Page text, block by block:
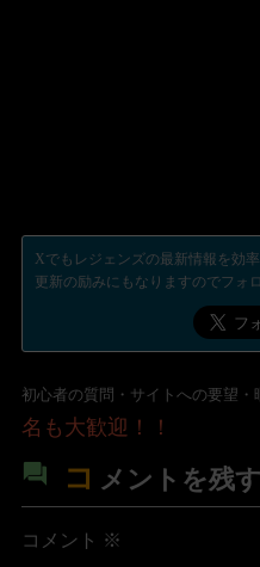
Xでもレジェンズの最新情報を効
更新の励みにもなりますのでフォ
初心者の質問・サイトへの要望・
名も大歓迎！！
コ メントを残す
コメント ※